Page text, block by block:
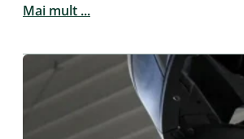
Mai mult ...